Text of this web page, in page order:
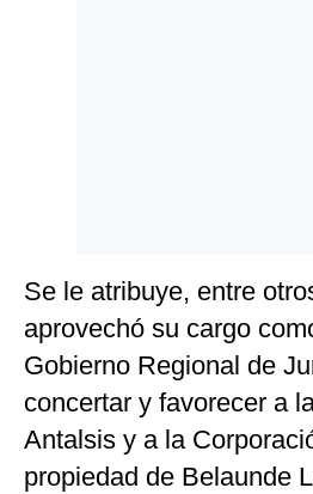
Se le atribuye, entre
aprovechó su cargo
Gobierno Regional de
concertar y favorecer a
Antalsis y a la
propiedad de Belaunde